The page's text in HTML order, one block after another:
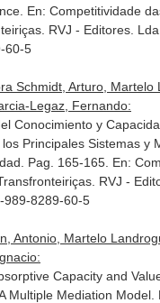
En: Competitividade
. RVJ - Editores.
60-5
Schmidt, Arturo, Martelo
Legaz, Fernando:
Conocimiento y
Principales Sistemas y
Pag. 165-165. En:
. RVJ -
989-8289-60-5
Antonio, Martelo
Capacity and
Multiple Mediation Model.